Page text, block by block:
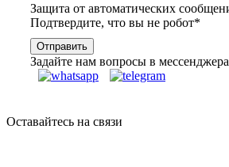
Защита от автоматических
Подтвердите, что вы не робот*
Задайте нам вопросы в
Оставайтесь на связи